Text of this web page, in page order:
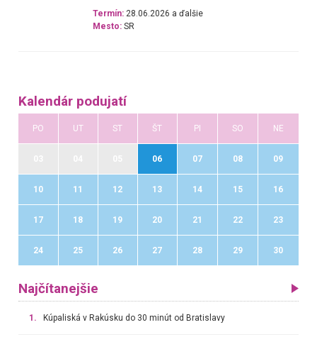
Termín: 28.06.2026 a ďalšie
Mesto: SR
Kalendár podujatí
PO UT ST ŠT PI SO NE
06 07 08 09
10 11 12 13 14 15 16
17 18 19 20 21 22 23
24 25 26 27 28 29 30
Najčítanejšie
1. Kúpaliská v Rakúsku do 30 minút od Bratislavy